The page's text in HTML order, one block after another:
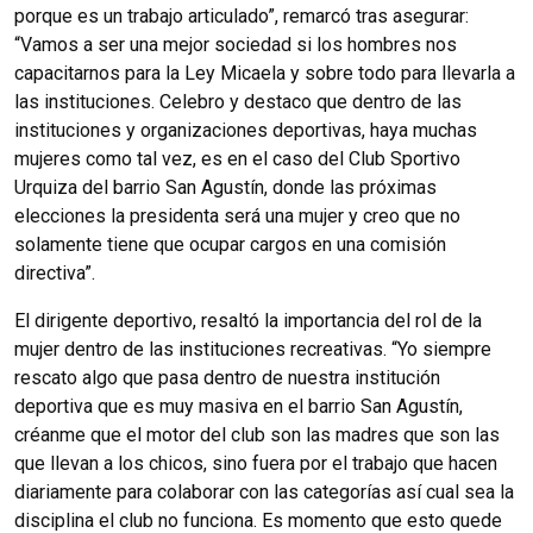
porque es un trabajo articulado”, remarcó tras asegurar:
“Vamos a ser una mejor sociedad si los hombres nos
capacitarnos para la Ley Micaela y sobre todo para llevarla a
las instituciones. Celebro y destaco que dentro de las
instituciones y organizaciones deportivas, haya muchas
mujeres como tal vez, es en el caso del Club Sportivo
Urquiza del barrio San Agustín, donde las próximas
elecciones la presidenta será una mujer y creo que no
solamente tiene que ocupar cargos en una comisión
directiva”.
El dirigente deportivo, resaltó la importancia del rol de la
mujer dentro de las instituciones recreativas. “Yo siempre
rescato algo que pasa dentro de nuestra institución
deportiva que es muy masiva en el barrio San Agustín,
créanme que el motor del club son las madres que son las
que llevan a los chicos, sino fuera por el trabajo que hacen
diariamente para colaborar con las categorías así cual sea la
disciplina el club no funciona. Es momento que esto quede